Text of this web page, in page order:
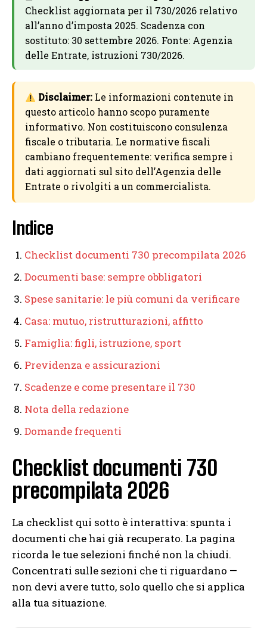
Checklist aggiornata per il 730/2026 relativo
all’anno d’imposta 2025. Scadenza con
sostituto: 30 settembre 2026. Fonte: Agenzia
delle Entrate, istruzioni 730/2026.
Disclaimer:Le informazioni contenute in
questo articolo hanno scopo puramente
informativo. Non costituiscono consulenza
fiscale o tributaria. Le normative fiscali
cambiano frequentemente: verifica sempre i
dati aggiornati sul sito dell’Agenzia delle
Entrate o rivolgiti a un commercialista.
Indice
Checklist documenti 730 precompilata 2026
Documenti base: sempre obbligatori
Spese sanitarie: le più comuni da verificare
Casa: mutuo, ristrutturazioni, affitto
Famiglia: figli, istruzione, sport
Previdenza e assicurazioni
Scadenze e come presentare il 730
Nota della redazione
Domande frequenti
Checklist documenti 730
precompilata 2026
La checklist qui sotto è interattiva: spunta i
documenti che hai già recuperato. La pagina
ricorda le tue selezioni finché non la chiudi.
Concentrati sulle sezioni che ti riguardano —
non devi avere tutto, solo quello che si applica
alla tua situazione.